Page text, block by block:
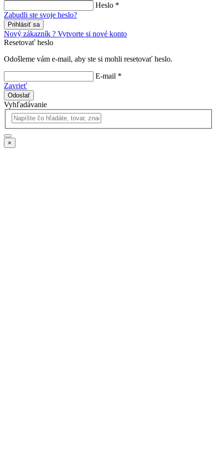
Heslo *
Zabudli ste svoje heslo?
Prihlásiť sa
Nový zákazník ? Vytvorte si nové konto
Resetovať heslo
Odošleme vám e-mail, aby ste si mohli resetovať heslo.
E-mail *
Zavrieť
Odoslať
Vyhľadávanie
×